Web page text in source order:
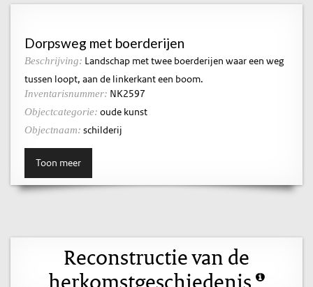
Dorpsweg met boerderijen
Beschrijving: Landschap met twee boerderijen waar een weg
tussen loopt, aan de linkerkant een boom.
Inventarisnummer: NK2597
Objectcategorie: oude kunst
Objectnaam: schilderij
Toon meer
Reconstructie van de
herkomstgeschiedenis